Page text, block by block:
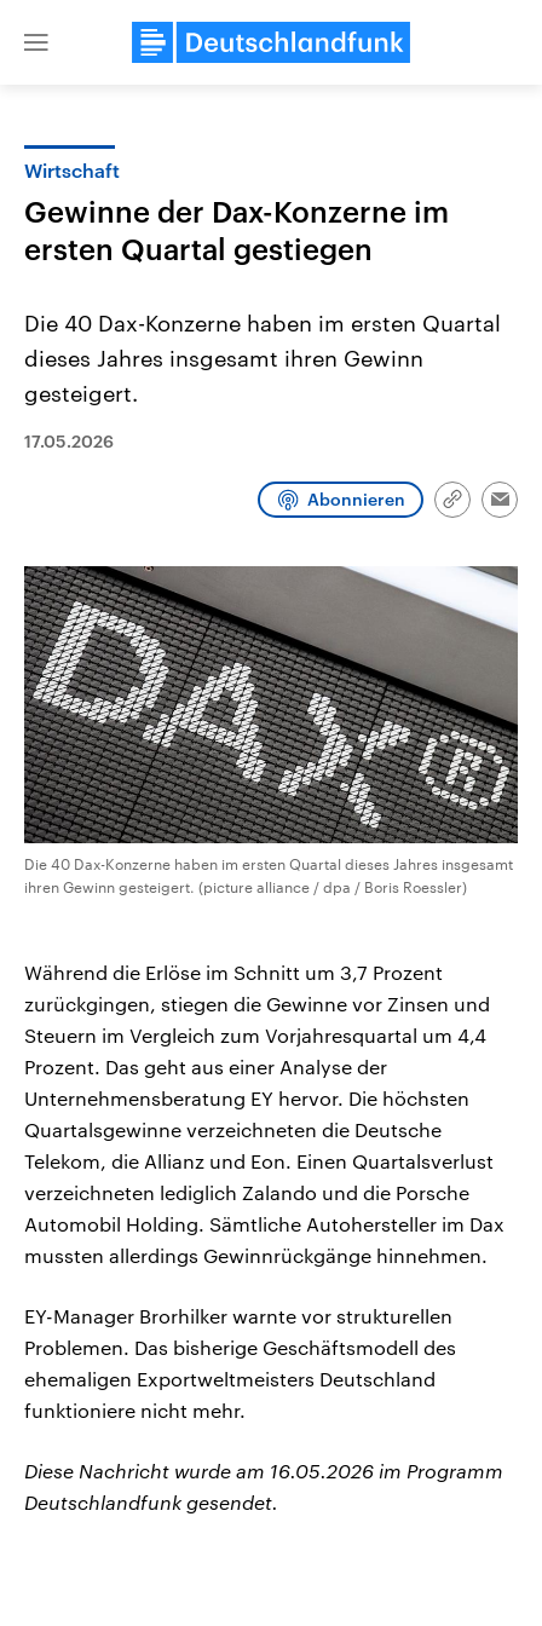
Close
Aktuelle Beiträge, Analysen und
gehören die Vereinigten Staaten zu
den mächtigsten Ländern der Erde,
Terrororganisation Hamas
Oktober 2023 auf Israel
Region wieder die Gewalt
Libanon vom Iran
Sendungen Programm
Audio-Archiv
Wirtschaft
Gewinne der Dax-Konzerne im
ersten Quartal gestiegen
Die 40 Dax-Konzerne haben im ersten Quartal
dieses Jahres insgesamt ihren Gewinn
gesteigert.
17.05.2026
Abonnieren
Link
Die 40 Dax-Konzerne haben im ersten Quartal dieses Jahres insgesamt
ihren Gewinn gesteigert. (picture alliance / dpa / Boris Roessler)
Während die Erlöse im Schnitt um 3,7 Prozent
zurückgingen, stiegen die Gewinne vor Zinsen und
Steuern im Vergleich zum Vorjahresquartal um 4,4
Prozent. Das geht aus einer Analyse der
Unternehmensberatung EY hervor. Die höchsten
Quartalsgewinne verzeichneten die Deutsche
Telekom, die Allianz und Eon. Einen Quartalsverlust
verzeichneten lediglich Zalando und die Porsche
Automobil Holding. Sämtliche Autohersteller im Dax
mussten allerdings Gewinnrückgänge hinnehmen.
EY-Manager Brorhilker warnte vor strukturellen
Problemen. Das bisherige Geschäftsmodell des
ehemaligen Exportweltmeisters Deutschland
funktioniere nicht mehr.
Diese Nachricht wurde am 16.05.2026 im Programm
Deutschlandfunk gesendet.